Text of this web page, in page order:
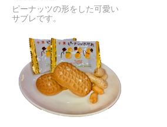
ピーナッツの形をした可愛い
サブレです。